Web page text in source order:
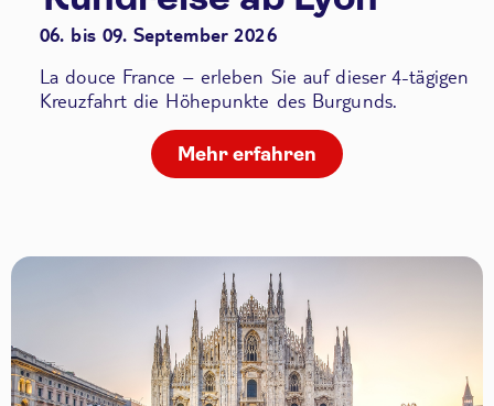
06. bis 09. September 2026
La douce France – erleben Sie auf dieser 4-tägigen
Kreuzfahrt die Höhepunkte des Burgunds.
Mehr erfahren